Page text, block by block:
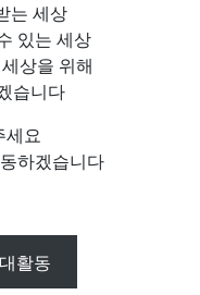
는 세상
있는 세상
상을 위해
습니다
세요
하겠습니다
활동